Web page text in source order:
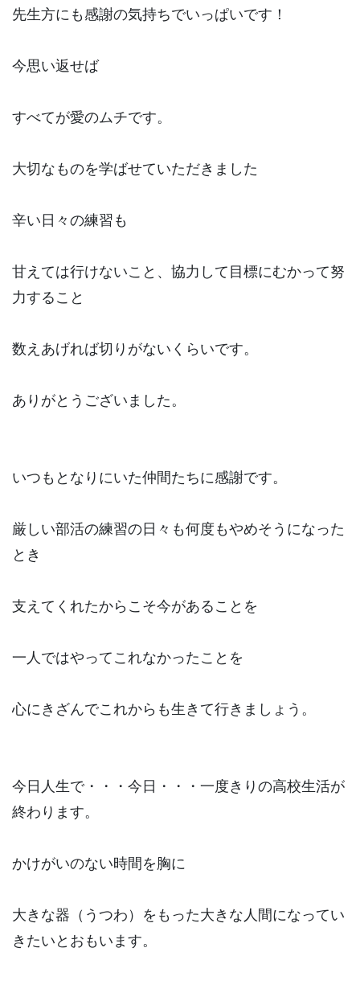
先生方にも感謝の気持ちでいっぱいです！
今思い返せば
すべてが愛のムチです。
大切なものを学ばせていただきました
辛い日々の練習も
甘えては行けないこと、協力して目標にむかって努
力すること
数えあげれば切りがないくらいです。
ありがとうございました。
いつもとなりにいた仲間たちに感謝です。
厳しい部活の練習の日々も何度もやめそうになった
とき
支えてくれたからこそ今があることを
一人ではやってこれなかったことを
心にきざんでこれからも生きて行きましょう。
今日人生で・・・今日・・・一度きりの高校生活が
終わります。
かけがいのない時間を胸に
大きな器（うつわ）をもった大きな人間になってい
きたいとおもいます。